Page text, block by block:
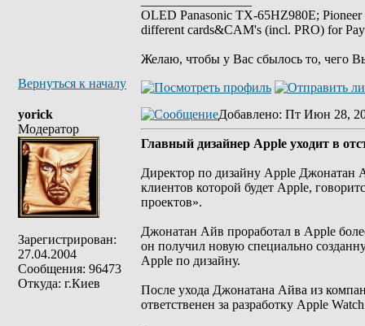
OLED Panasonic TX-65HZ980E;
different cards&CAM's (incl. PRO) for
Желаю, чтобы у Вас сбылось то, чего
Вернуться к началу
yorick
Модератор
Зарегистрирован:
27.04.2004
Сообщения: 96473
Откуда: г.Киев
Добавлено: Пт Июн 28,
Главный дизайнер Apple уходит в
Директор по дизайну Apple Джонатан
клиентов которой будет Apple,
проектов».
Джонатан Айв проработал в Apple
он получил новую специально
Apple по дизайну.
После ухода Джонатана Айва из
ответственен за разработку Apple